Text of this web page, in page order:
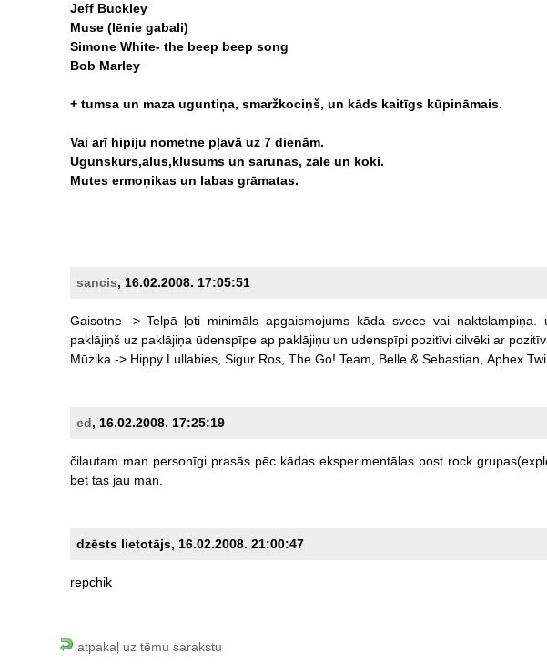
Jeff Buckley
Muse (lēnie gabali)
Simone White- the beep beep song
Bob Marley
+ tumsa un maza uguntiņa, smaržkociņš, un kāds kaitīgs kūpināmais.
Vai arī hipiju nometne pļavā uz 7 dienām.
Ugunskurs,alus,klusums un sarunas, zāle un koki.
Mutes ermoņikas un labas grāmatas.
sancis, 16.02.2008. 17:05:51
Gaisotne -> Telpā ļoti minimāls apgaismojums kāda svece vai naktslampiņa.
paklājiņš uz paklājiņa ūdenspīpe ap paklājiņu un udenspīpi pozitīvi cilvēki ar
Mūzika -> Hippy Lullabies, Sigur Ros, The Go! Team, Belle & Sebastian, Aphex
ed, 16.02.2008. 17:25:19
čilautam man personīgi prasās pēc kādas eksperimentālas post rock
bet tas jau man.
dzēsts lietotājs, 16.02.2008. 21:00:47
repchik
atpakaļ uz tēmu sarakstu